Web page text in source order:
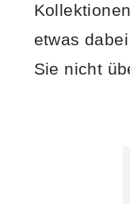
etwas
Sie nicht